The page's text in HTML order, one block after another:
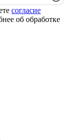
согласие
об обработке